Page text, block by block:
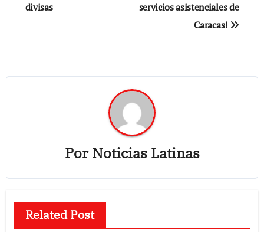
divisas
servicios asistenciales de
Caracas!
PorNoticias Latinas
Related Post